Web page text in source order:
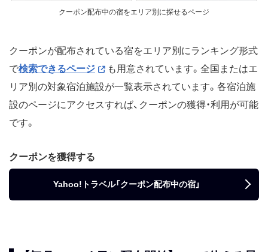
クーポン配布中の宿をエリア別に探せるページ
クーポンが配布されている宿をエリア別にランキング形式
で検索できるページ
も用意されています。全国またはエ
リア別の対象宿泊施設が一覧表示されています。各宿泊施
設のページにアクセスすれば、クーポンの獲得・利用が可能
です。
クーポンを獲得する
Yahoo!トラベル「クーポン配布中の宿」